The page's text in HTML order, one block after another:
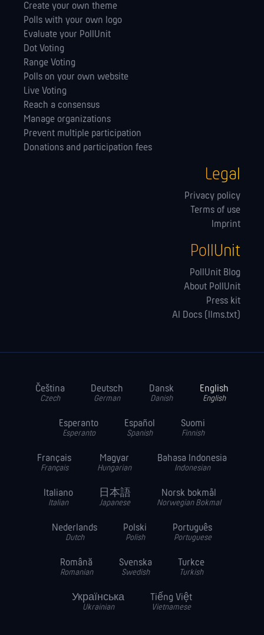
Create your own theme
Polls with your own logo
Evaluate your PollUnit
Dot Voting
Range Voting
Polls on your own website
Live Voting
Reach a consensus
Manage orga­nizations
Prevent multiple participation
Donations and participation fees
Legal
Privacy policy
Terms of use
Imprint
PollUnit
PollUnit Blog
About PollUnit
Press kit
AI Docs (llms.txt)
Čeština
Czech
Deutsch
German
Dansk
Danish
English
English
Esperanto
Esperanto
Español
Spanish
Suomi
Finnish
Français
Français
Magyar
Hungarian
Bahasa Indonesia
Indonesian
Italiano
Italian
日本語
Japanese
Norsk bokmål
Norwegian Bokmal
Nederlands
Dutch
Polski
Polish
Português
Portuguese
Română
Romanian
Svenska
Swedish
Turkce
Turkish
Українська
Ukrainian
Tiếng Việt
Vietnamese